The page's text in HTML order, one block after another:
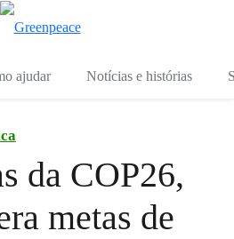
ajudar Notícias e histórias
da COP26,
metas de